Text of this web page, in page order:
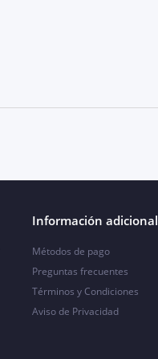
Información adicional
Métodos de pago
Preguntas frecuentes
Términos y Condiciones
Aviso de Privacidad